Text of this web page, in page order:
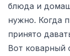
блюда и
нужно. Когда
принято
Вот коварный